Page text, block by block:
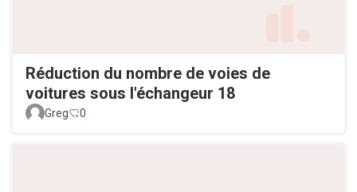
Réduction du nombre de voies de
voitures sous l'échangeur 18
Greg 0